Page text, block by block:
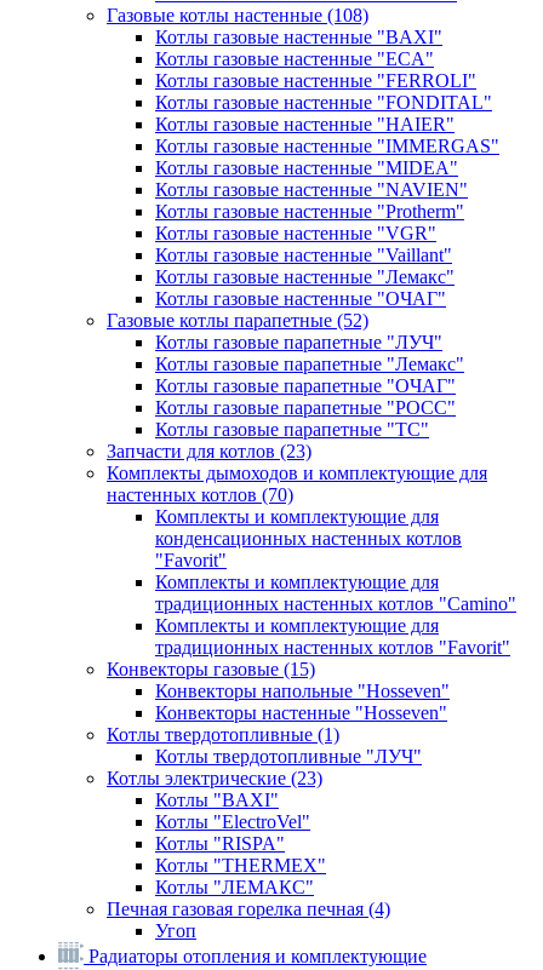
Газовые котлы настенные (108)
Котлы газовые настенные "BAXI"
Котлы газовые настенные "ECA"
Котлы газовые настенные "FERROLI"
Котлы газовые настенные "FONDITAL"
Котлы газовые настенные "HAIER"
Котлы газовые настенные "IMMERGAS"
Котлы газовые настенные "MIDEA"
Котлы газовые настенные "NAVIEN"
Котлы газовые настенные "Protherm"
Котлы газовые настенные "VGR"
Котлы газовые настенные "Vaillant"
Котлы газовые настенные "Лемакс"
Котлы газовые настенные "ОЧАГ"
Газовые котлы парапетные (52)
Котлы газовые парапетные "ЛУЧ"
Котлы газовые парапетные "Лемакс"
Котлы газовые парапетные "ОЧАГ"
Котлы газовые парапетные "РОСС"
Котлы газовые парапетные "ТС"
Запчасти для котлов (23)
Комплекты дымоходов и комплектующие для
настенных котлов (70)
Комплекты и комплектующие для
конденсационных настенных котлов
"Favorit"
Комплекты и комплектующие для
традиционных настенных котлов "Camino"
Комплекты и комплектующие для
традиционных настенных котлов "Favorit"
Конвекторы газовые (15)
Конвекторы напольные "Hosseven"
Конвекторы настенные "Hosseven"
Котлы твердотопливные (1)
Котлы твердотопливные "ЛУЧ"
Котлы электрические (23)
Котлы "BAXI"
Котлы "ElectroVel"
Котлы "RISPA"
Котлы "THERMEX"
Котлы "ЛЕМАКС"
Печная газовая горелка печная (4)
Угоп
Радиаторы отопления и комплектующие